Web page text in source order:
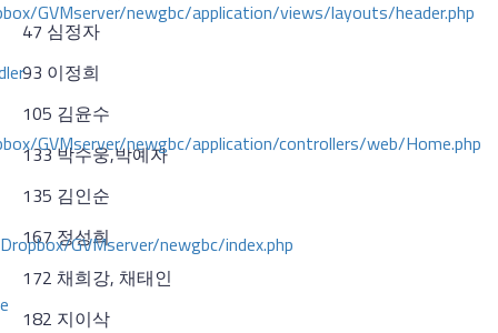
GVMserver/newgbc/application/views/layouts/header.php
GVMserver/newgbc/application/controllers/web/Home.php
GVMserver/newgbc/index.php
47 심정자
93 이정희
105 김윤수
133 박수웅,박예자
135 김인순
167 정성희
172 채희강, 채태인
182 지이삭